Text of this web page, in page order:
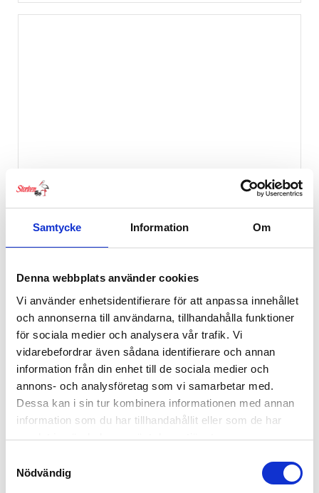
Samtycke Information Om
Denna webbplats använder cookies
Vi använder enhetsidentifierare för att anpassa innehållet
och annonserna till användarna, tillhandahålla funktioner
för sociala medier och analysera vår trafik. Vi
vidarebefordrar även sådana identifierare och annan
information från din enhet till de sociala medier och
annons- och analysföretag som vi samarbetar med.
Dessa kan i sin tur kombinera informationen med annan
information som du har tillhandahållit eller som de har
samlat in när du har använt deras tjänster.
Nödvändig
BRIO Dragleksak Anka